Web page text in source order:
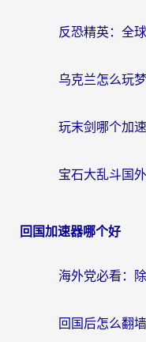
回国加速器哪个好